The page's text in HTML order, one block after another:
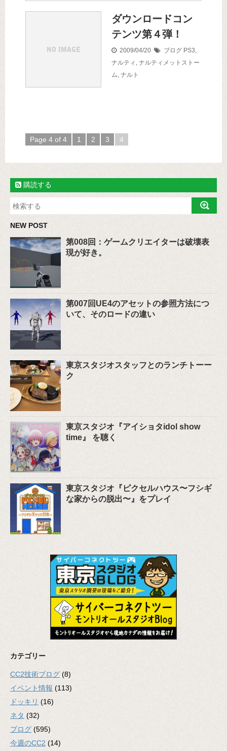
ダウンロードコン
テンツ第４弾！
2009/04/20 ブログ PS3,
ナルティ , ナルティメットストー
ム, ナルト
Page 4 of 4 1 2 3 4
購読する
NEW POST
第008回：ゲームクリエイターは破壊表
現が好き。
第007回UE4のアセットの参照方法につ
いて、そのロードの違い
東京スタジオスタッフとのランチトーー
ク
東京スタジオ『アイショタidol show
time』 を聴く
東京スタジオ『ピクセルハウス〜フシギ
な家からの脱出〜』をプレイ
カテゴリー
CC2技術ブログ (8)
イベント情報 (113)
ドッキリ (16)
ネタ (32)
ブログ (595)
今週のCC2 (14)